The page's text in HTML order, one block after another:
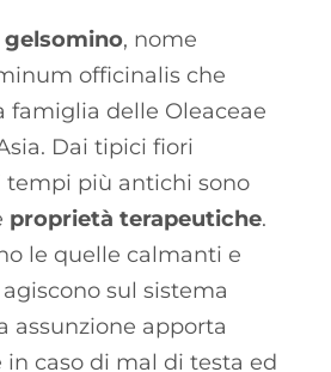
gelsomino, nome
officinalis che
famiglia delle Oleaceae
Dai tipici fiori
tempi più antichi sono
proprietà terapeutiche.
le quelle calmanti e
sul sistema
assunzione apporta
in caso di mal di testa ed